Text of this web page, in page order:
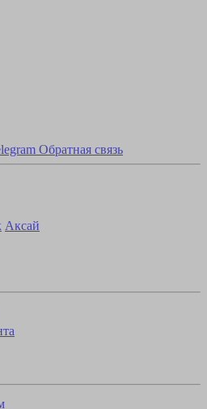
Обратная связь
Аксай